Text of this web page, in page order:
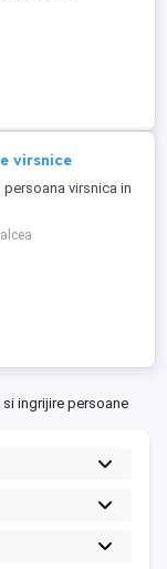
rufe - calcat
servita pentru 1
ocazionale de la
(in rest se face
virsnice
virsnica in
si ingrijire persoane